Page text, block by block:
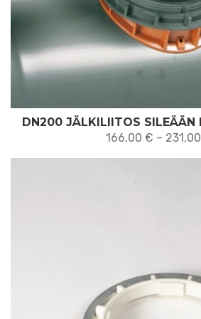
DN200 JÄLKILIITOS SILEÄÄN
166,00 € – 231,00